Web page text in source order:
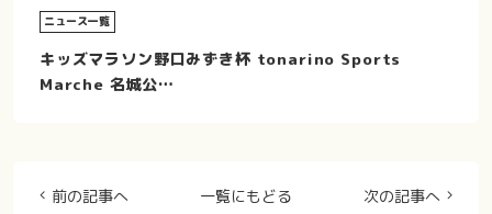
ニュース一覧
キッズマラソン野口みずき杯 tonarino Sports
Marche 名城公…
前の記事へ 一覧にもどる 次の記事へ